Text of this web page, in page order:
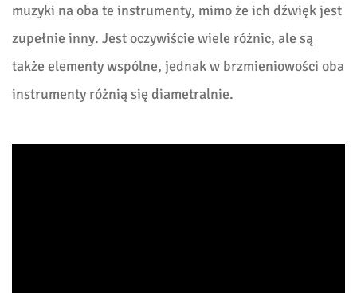
muzyki na oba te instrumenty, mimo że ich dźwięk jest
zupełnie inny. Jest oczywiście wiele różnic, ale są
także elementy wspólne, jednak w brzmieniowości oba
instrumenty różnią się diametralnie.